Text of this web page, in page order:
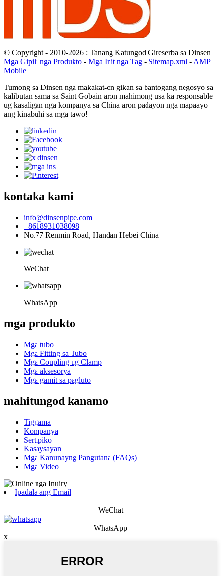
© Copyright - 2010-2026 : Tanang Katungod Gireserba sa Dinsen
Mga Gipili nga Produkto - Mga Init nga Tag - Sitemap.xml -AMP
Mobile
Tumong sa Dinsen nga makakat-on gikan sa bantogang negosyo sa
kalibutan sama sa Saint Gobain aron mahimong usa ka responsable
ug kasaligan nga kompanya sa China aron padayon nga mapaayo
ang kinabuhi sa mga tawo!
kontaka kami
info@dinsenpipe.com
+8618931038098
No.77 Renmin Road, Handan Hebei China
WeChat
WhatsApp
mga produkto
Mga tubo
Mga Fitting sa Tubo
Mga Coupling ug Clamp
Mga aksesorya
Mga gamit sa pagluto
mahitungod kanamo
Tiggama
Kompanya
Sertipiko
Kasaysayan
Mga Kanunayng Pangutana (FAQs)
Mga Video
Ipadala ang Email
WeChat
WhatsApp
x